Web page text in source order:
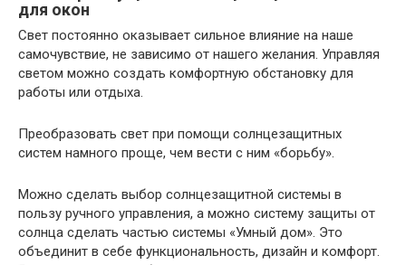
для окон
Свет постоянно оказывает сильное влияние на наше
самочувствие, не зависимо от нашего желания. Управляя
светом можно создать комфортную обстановку для
работы или отдыха.
Преобразовать свет при помощи солнцезащитных
систем намного проще, чем вести с ним «борьбу».
Можно сделать выбор солнцезащитной системы в
пользу ручного управления, а можно систему защиты от
солнца сделать частью системы «Умный дом». Это
объединит в себе функциональность, дизайн и комфорт.